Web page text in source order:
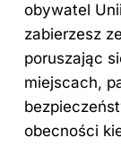
obywatel
zabierzesz
poruszając
miejscach,
obecności